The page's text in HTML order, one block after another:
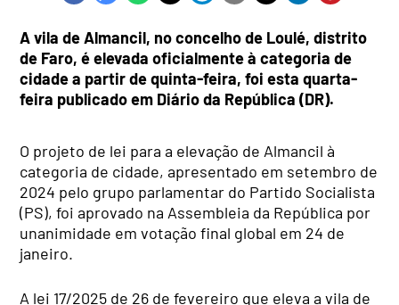
A vila de Almancil, no concelho de Loulé, distrito
de Faro, é elevada oficialmente à categoria de
cidade a partir de quinta-feira, foi esta quarta-
feira publicado em Diário da República (DR).
O projeto de lei para a elevação de Almancil à
categoria de cidade, apresentado em setembro de
2024 pelo grupo parlamentar do Partido Socialista
(PS), foi aprovado na Assembleia da República por
unanimidade em votação final global em 24 de
janeiro.
A lei 17/2025 de 26 de fevereiro que eleva a vila de